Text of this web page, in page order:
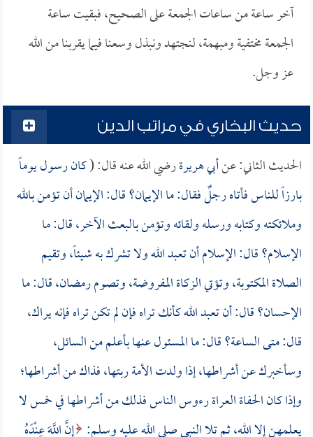
آخر ساعة من ساعات الجمعة على الصحيح، فبقيت ساعة
الجمعة مختفية ومبهمة، لنجتهد ونبذل وسعنا فيما يقربنا من الله
عز وجل.
حديث البخاري في مراتب الدين
الحديث الثاني: عنأبي هريرةرضي الله عنه قال: (كان رسول يوماً
بارزاً للناس فأتاه رجلٌ فقال: ما الإيمان؟ قال: الإيمان أن تؤمن بالله
وملائكته وكتابه ورسله ولقائه وتؤمن بالبعث الآخر، قال: ما
الإسلام؟ قال: الإسلام أن تعبد الله ولا تشرك به شيئاً، وتقيم
الصلاة المكتوبة، وتؤتي الزكاة المفروضة، وتصوم رمضان، قال: ما
الإحسان؟ قال: أن تعبد الله كأنك تراه فإن لم تكن تراه فإنه يراك،
قال: متى الساعة؟ قال: ما المسئول عنها بأعلم من السائل،
وسأخبرك عن أشراطها، إذا ولدت الأمة ربتها، فذاك من أشراطها؛
وإذا كان الحفاة العراة رءوس الناس فذلك من أشراطها في خمس لا
يعلمهن إلا الله، ثم تلا النبي صلى الله عليه وسلم: إِنَّ اللَّهَ عِنْدَهُ